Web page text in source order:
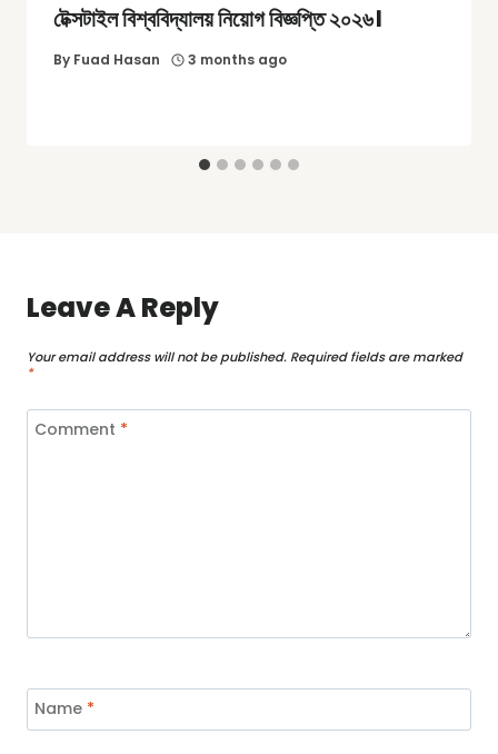
টেক্সটাইল বিশ্ববিদ্যালয় নিয়োগ বিজ্ঞপ্তি ২০২৬।
By Fuad Hasan 3 months ago
Leave A Reply
Your email address will not be published. Required fields are marked
*
Comment *
Name *